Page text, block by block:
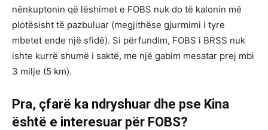
nënkuptonin që lëshimet e FOBS nuk do të kalonin më
plotësisht të pazbuluar (megjithëse gjurmimi i tyre
mbetet ende një sfidë). Si përfundim, FOBS i BRSS nuk
ishte kurrë shumë i saktë, me një gabim mesatar prej mbi
3 milje (5 km).
Pra, çfarë ka ndryshuar dhe pse Kina
është e interesuar për FOBS?